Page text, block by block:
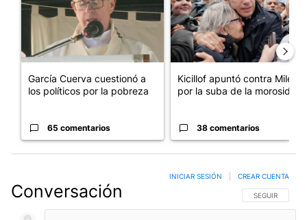
García Cuerva cuestionó a
los políticos por la pobreza
65 comentarios
Kicillof apuntó contra Milei
por la suba de la morosida...
38 comentarios
Conversación SIGA ESTA
SEGUIR
INICIAR SESIÓN CREAR CUENTA